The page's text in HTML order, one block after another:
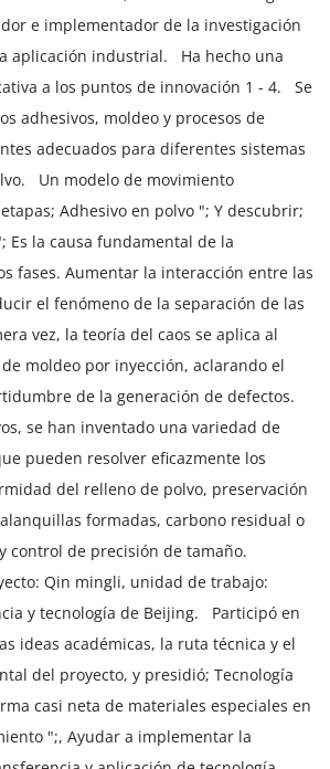
e implementador de la investigación
aplicación industrial.
Ha hecho una
a los puntos de innovación 1 - 4.
Se
adhesivos, moldeo y procesos de
adecuados para diferentes sistemas
Un modelo de movimiento
Adhesivo en polvo "; Y descubrir;
Es la causa fundamental de la
fases. Aumentar la interacción entre las
el fenómeno de la separación de las
vez, la teoría del caos se aplica al
moldeo por inyección, aclarando el
de la generación de defectos.
se han inventado una variedad de
pueden resolver eficazmente los
del relleno de polvo, preservación
formadas, carbono residual o
control de precisión de tamaño.
Qin mingli, unidad de trabajo:
y tecnología de Beijing.
Participó en
ideas académicas, la ruta técnica y el
del proyecto, y presidió; Tecnología
casi neta de materiales especiales en
";, Ayudar a implementar la